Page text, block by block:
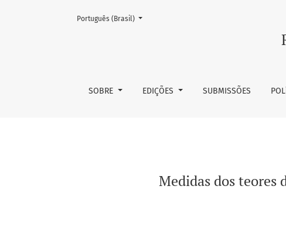
Medidas dos teores de tocoferóis e estabilidade
SOBRE EDIÇÕES SUBMISSÕES
Mudar o idioma. O atual é:
Português (Brasil)
Medidas dos teores